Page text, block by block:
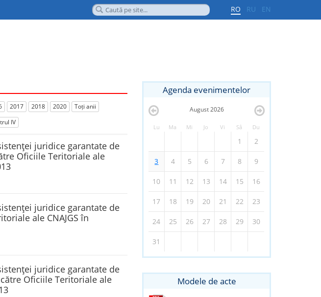
RO RU EN
2017 2018 2020
Toți anii
IV
juridice garantate de
Oficiile Teritoriale ale
juridice garantate de
ale CNAJGS în
juridice garantate de
Oficiile Teritoriale ale
Agenda evenimentelor
August2026
Lu Ma Mi Jo Vi Sâ Du
1 2
3 4 5 6 7 8 9
10 11 12 13 14 15 16
17 18 19 20 21 22 23
24 25 26 27 28 29 30
31
Modele de acte